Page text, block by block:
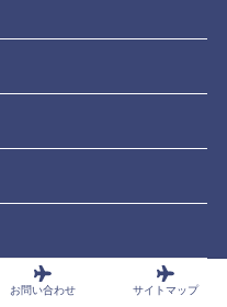
お問い合わせ サイトマップ